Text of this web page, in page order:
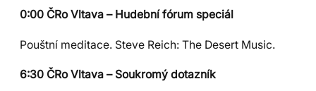
0:00 ČRo Vltava – Hudební fórum speciál
Pouštní meditace. Steve Reich: The Desert Music.
6:30 ČRo Vltava – Soukromý dotazník